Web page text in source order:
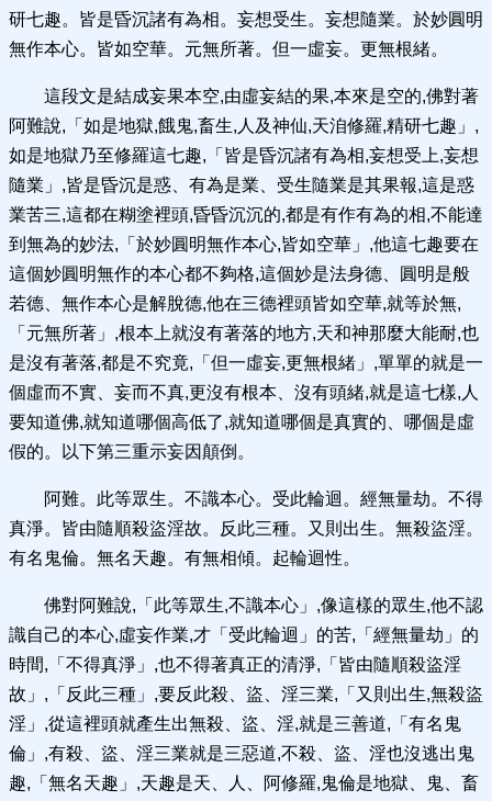
研七趣。皆是昏沉諸有為相。妄想受生。妄想隨業。於妙圓明
無作本心。皆如空華。元無所著。但一虛妄。更無根緒。
這段文是結成妄果本空,由虛妄結的果,本來是空的,佛對著
阿難說,「如是地獄,餓鬼,畜生,人及神仙,天洎修羅,精研七趣」,
如是地獄乃至修羅這七趣,「皆是昏沉諸有為相,妄想受上,妄想
隨業」,皆是昏沉是惑、有為是業、受生隨業是其果報,這是惑
業苦三,這都在糊塗裡頭,昏昏沉沉的,都是有作有為的相,不能達
到無為的妙法,「於妙圓明無作本心,皆如空華」,他這七趣要在
這個妙圓明無作的本心都不夠格,這個妙是法身德、圓明是般
若德、無作本心是解脫德,他在三德裡頭皆如空華,就等於無,
「元無所著」,根本上就沒有著落的地方,天和神那麼大能耐,也
是沒有著落,都是不究竟,「但一虛妄,更無根緒」,單單的就是一
個虛而不實、妄而不真,更沒有根本、沒有頭緒,就是這七樣,人
要知道佛,就知道哪個高低了,就知道哪個是真實的、哪個是虛
假的。以下第三重示妄因顛倒。
阿難。此等眾生。不識本心。受此輪迴。經無量劫。不得
真淨。皆由隨順殺盜淫故。反此三種。又則出生。無殺盜淫。
有名鬼倫。無名天趣。有無相傾。起輪迴性。
佛對阿難說,「此等眾生,不識本心」,像這樣的眾生,他不認
識自己的本心,虛妄作業,才「受此輪迴」的苦,「經無量劫」的
時間,「不得真淨」,也不得著真正的清淨,「皆由隨順殺盜淫
故」,「反此三種」,要反此殺、盜、淫三業,「又則出生,無殺盜
淫」,從這裡頭就產生出無殺、盜、淫,就是三善道,「有名鬼
倫」,有殺、盜、淫三業就是三惡道,不殺、盜、淫也沒逃出鬼
趣,「無名天趣」,天趣是天、人、阿修羅,鬼倫是地獄、鬼、畜